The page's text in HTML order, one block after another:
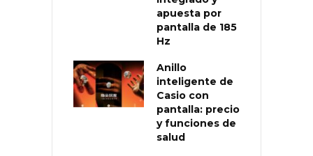
apuesta por
pantalla de 185
Hz
Anillo
inteligente de
Casio con
pantalla: precio
y funciones de
salud